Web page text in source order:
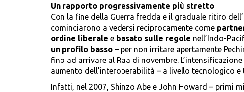
Un rapporto progressivamente più stretto
Con la fine della Guerra fredda e il graduale ritiro
cominciarono a vedersi reciprocamente come
ordine liberale e basato sulle regole nell’Indo-
un profilo basso – per non irritare apertamente
fino ad arrivare al Raa di novembre.
aumento dell’interoperabilità – a livello tecnologico e
Infatti, nel 2007, Shinzo Abe e John Howard – primi